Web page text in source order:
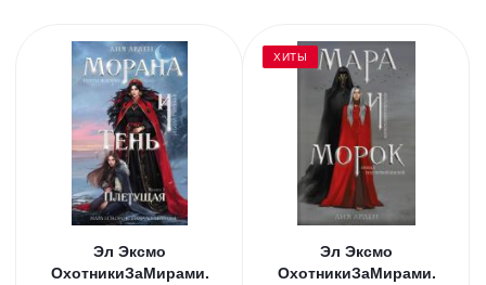
Эл Эксмо
ОхотникиЗаМирами.
ХИТЫ
Эл Эксмо
ОхотникиЗаМирами.